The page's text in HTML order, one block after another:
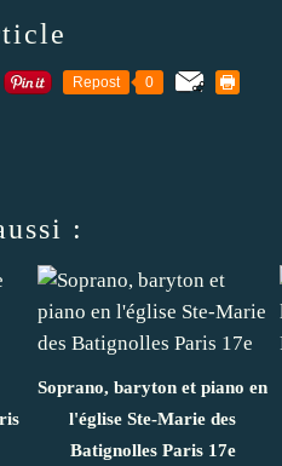
Repost 0
:
Soprano, baryton et piano en
l'église Ste-Marie des
Batignolles Paris 17e